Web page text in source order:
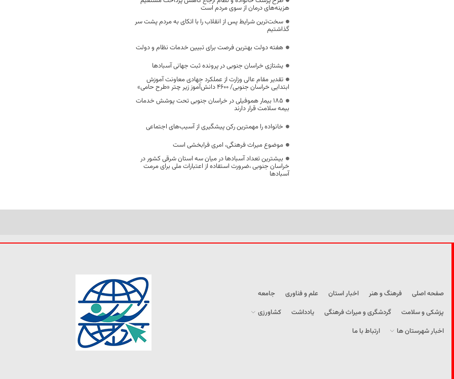
هزینه‌های درمان از سوی مردم است
سخت‌ترین شرایط پس از انقلاب را با اتکای به مردم پشت سر
گذاشتیم
هفته دولت بهترین فرصت برای تبیین خدمات نظام و دولت
یشتازی خراسان جنوبی در پرونده ثبت جهانی آسبادها
تقدیر مقام عالی وزارت از عملکرد جهادی معاونت آموزش
ابتدایی خراسان جنوبی/ ۴۶۰۰ دانش‌آموز زیر چتر «طرح حامی»
۱۸۵ بیمار هموفیلی در خراسان جنوبی تحت پوشش خدمات
بیمه سلامت قرار دارند
خانواده را مهمترین رکن پیشگیری از آسیب‌های اجتماعی
موضوع میراث فرهنگی، امری فرابخشی است
بیشترین تعداد آسبادها در میان سه استان شرقی کشور در
خراسان جنوبی ،ضرورت استفاده از اعتبارات ملی برای مرمت
آسبادها
صفحه اصلی فرهنگ و هنر اخبار استان علم و فناوری
جامعه
پزشکی و سلامت
گردشگری و میراث فرهنگی یادداشت
کشاورزی
اخبار شهرستان ها
ارتباط با ما